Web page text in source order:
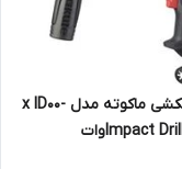
دریل چکشی ماکوته مدل -x ID00